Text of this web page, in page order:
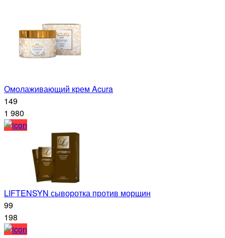
Омолаживающий крем Acura
149
1 980
LIFTENSYN сыворотка против морщин
99
198